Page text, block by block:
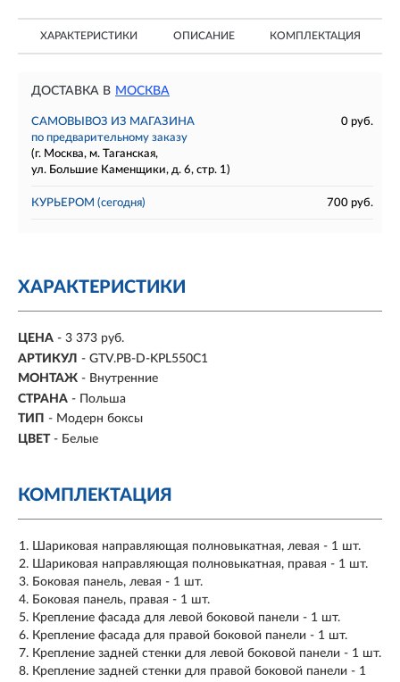
ХАРАКТЕРИСТИКИ ОПИСАНИЕ КОМПЛЕКТАЦИЯ
ДОСТАВКА В МОСКВА
САМОВЫВОЗ ИЗ МАГАЗИНА
0 руб.
по предварительному заказу
(г. Москва, м. Таганская,
ул. Большие Каменщики, д. 6, стр. 1)
КУРЬЕРОМ (сегодня) 700 руб.
ХАРАКТЕРИСТИКИ
ЦЕНА - 3 373 руб.
АРТИКУЛ - GTV.PB-D-KPL550C1
МОНТАЖ - Внутренние
СТРАНА - Польша
ТИП - Модерн боксы
ЦВЕТ - Белые
КОМПЛЕКТАЦИЯ
Шариковая направляющая полновыкатная, левая - 1 шт.
Шариковая направляющая полновыкатная, правая - 1 шт.
Боковая панель, левая - 1 шт.
Боковая панель, правая - 1 шт.
Крепление фасада для левой боковой панели - 1 шт.
Крепление фасада для правой боковой панели - 1 шт.
Крепление задней стенки для левой боковой панели - 1 шт.
Крепление задней стенки для правой боковой панели - 1